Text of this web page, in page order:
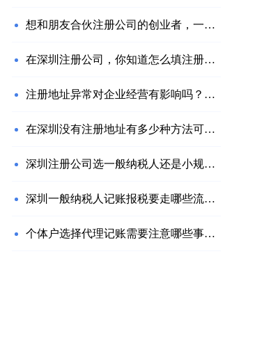
想和朋友合伙注册公司的创业者，一定要注意这几个问题！
在深圳注册公司，你知道怎么填注册资金吗？
注册地址异常对企业经营有影响吗？该如何解决？
在深圳没有注册地址有多少种方法可以解决？
深圳注册公司选一般纳税人还是小规模？
深圳一般纳税人记账报税要走哪些流程？
个体户选择代理记账需要注意哪些事项？